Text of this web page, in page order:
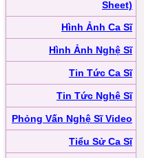
Sheet)
Hình Ảnh Ca Sĩ
Hình Ảnh Nghệ Sĩ
Tin Tức Ca Sĩ
Tin Tức Nghệ Sĩ
Phỏng Vấn Nghệ Sĩ Video
Tiểu Sử Ca Sĩ